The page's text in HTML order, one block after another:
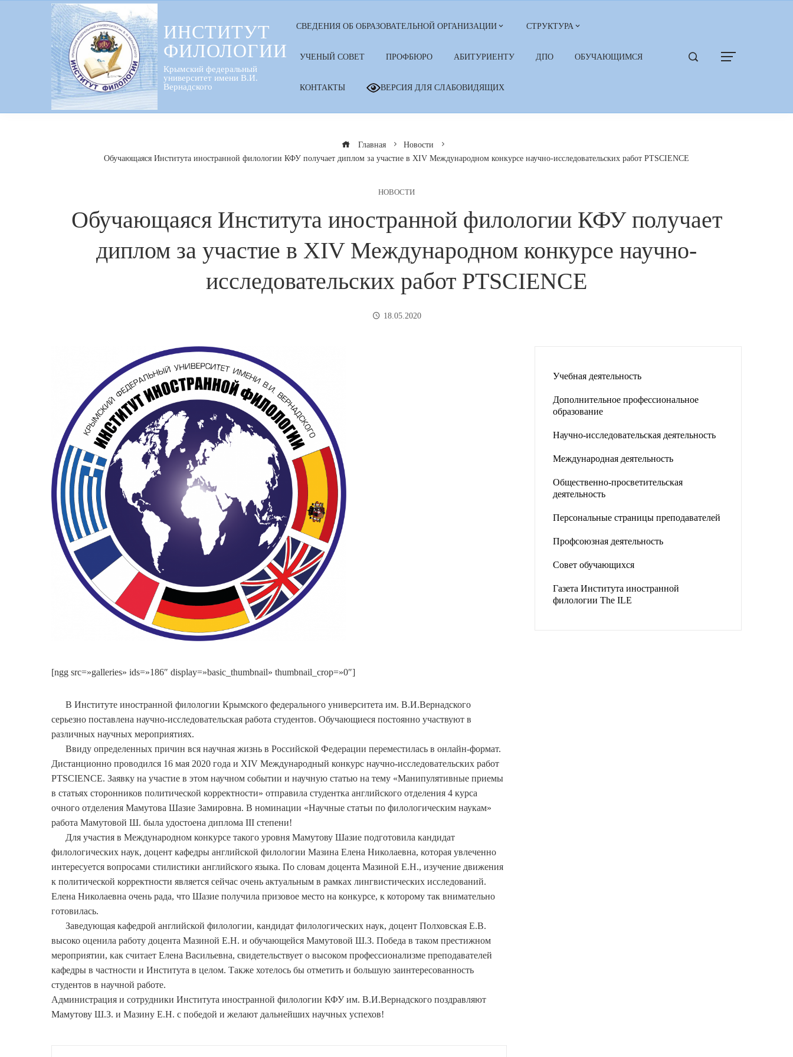
ИНСТИТУТ
ФИЛОЛОГИИ
Крымский федеральный
университет имени В.И.
Вернадского
СВЕДЕНИЯ ОБ ОБРАЗОВАТЕЛЬНОЙ ОРГАНИЗАЦИИ СТРУКТУРА
УЧЕНЫЙ СОВЕТ ПРОФБЮРО АБИТУРИЕНТУ ДПО ОБУЧАЮЩИМСЯ
КОНТАКТЫ ВЕРСИЯ ДЛЯ СЛАБОВИДЯЩИХ
Главная
Новости
Обучающаяся Института иностранной филологии КФУ получает диплом за участие в XIV Международном конкурсе научно-исследовательских работ PTSCIENCE
НОВОСТИ
Обучающаяся Института иностранной филологии КФУ получает
диплом за участие в XIV Международном конкурсе научно-
исследовательских работ PTSCIENCE
18.05.2020
[ngg src=»galleries» ids=»186″ display=»basic_thumbnail» thumbnail_crop=»0″]
В Институте иностранной филологии Крымского федерального университета им. В.И.Вернадского
серьезно поставлена научно-исследовательская работа студентов. Обучающиеся постоянно участвуют в
различных научных мероприятиях.
Ввиду определенных причин вся научная жизнь в Российской Федерации переместилась в онлайн-формат.
Дистанционно проводился 16 мая 2020 года и XIV Международный конкурс научно-исследовательских работ
PTSCIENCE. Заявку на участие в этом научном событии и научную статью на тему «Манипулятивные приемы
в статьях сторонников политической корректности» отправила студентка английского отделения 4 курса
очного отделения Мамутова Шазие Замировна. В номинации «Научные статьи по филологическим наукам»
работа Мамутовой Ш. была удостоена диплома III степени!
Для участия в Международном конкурсе такого уровня Мамутову Шазие подготовила кандидат
филологических наук, доцент кафедры английской филологии Мазина Елена Николаевна, которая увлеченно
интересуется вопросами стилистики английского языка. По словам доцента Мазиной Е.Н., изучение движения
к политической корректности является сейчас очень актуальным в рамках лингвистических исследований.
Елена Николаевна очень рада, что Шазие получила призовое место на конкурсе, к которому так внимательно
готовилась.
Заведующая кафедрой английской филологии, кандидат филологических наук, доцент Полховская Е.В.
высоко оценила работу доцента Мазиной Е.Н. и обучающейся Мамутовой Ш.З. Победа в таком престижном
мероприятии, как считает Елена Васильевна, свидетельствует о высоком профессионализме преподавателей
кафедры в частности и Института в целом. Также хотелось бы отметить и большую заинтересованность
студентов в научной работе.
Администрация и сотрудники Института иностранной филологии КФУ им. В.И.Вернадского поздравляют
Мамутову Ш.З. и Мазину Е.Н. с победой и желают дальнейших научных успехов!
Учебная деятельность
Дополнительное профессиональное
образование
Научно-исследовательская деятельность
Международная деятельность
Общественно-просветительская
деятельность
Персональные страницы преподавателей
Профсоюзная деятельность
Совет обучающихся
Газета Института иностранной
филологии The ILE